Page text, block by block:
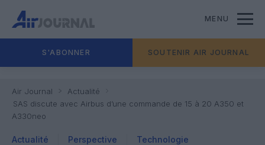
MENU
S'ABONNER SOUTENIR AIR JOURNAL
Air Journal
Actualité
SAS discute avec Airbus d’une commande de 15 à 20 A350 et
A330neo
Actualité Perspective Technologie